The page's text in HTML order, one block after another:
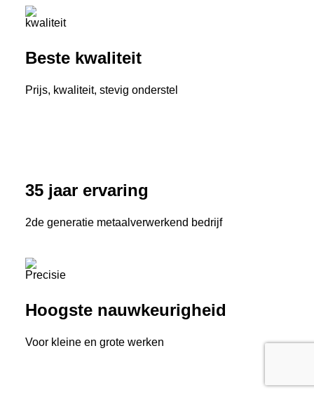
Beste kwaliteit
Prijs, kwaliteit, stevig onderstel
35 jaar ervaring
2de generatie metaalverwerkend bedrijf
Hoogste nauwkeurigheid
Voor kleine en grote werken